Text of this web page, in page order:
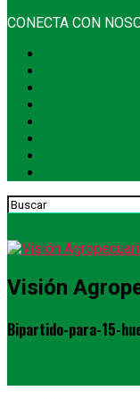
CONECTA CON
Visión
Bipartido-para-15-